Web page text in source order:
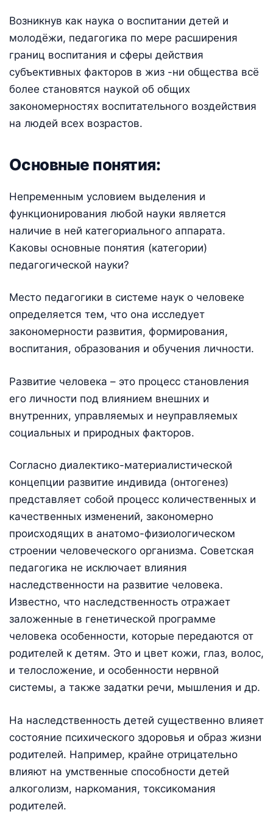
Возникнув как наука о воспитании детей и
молодёжи, педагогика по мере расширения
границ воспитания и сферы действия
субъективных факторов в жиз -ни общества всё
более становятся наукой об общих
закономерностях воспитательного воздействия
на людей всех возрастов.
Основные понятия:
Непременным условием выделения и
функционирования любой науки является
наличие в ней категориального аппарата.
Каковы основные понятия (категории)
педагогической науки?
Место педагогики в системе наук о человеке
определяется тем, что она исследует
закономерности развития, формирования,
воспитания, образования и обучения личности.
Развитие человека – это процесс становления
его личности под влиянием внешних и
внутренних, управляемых и неуправляемых
социальных и природных факторов.
Согласно диалектико-материалистической
концепции развитие индивида (онтогенез)
представляет собой процесс количественных и
качественных изменений, закономерно
происходящих в анатомо-физиологическом
строении человеческого организма. Советская
педагогика не исключает влияния
наследственности на развитие человека.
Известно, что наследственность отражает
заложенные в генетической программе
человека особенности, которые передаются от
родителей к детям. Это и цвет кожи, глаз, волос,
и телосложение, и особенности нервной
системы, а также задатки речи, мышления и др.
На наследственность детей существенно влияет
состояние психического здоровья и образ жизни
родителей. Например, крайне отрицательно
влияют на умственные способности детей
алкоголизм, наркомания, токсикомания
родителей.